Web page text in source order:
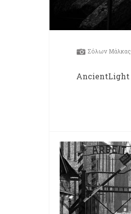
Σόλων Μάλκας
AncientLight